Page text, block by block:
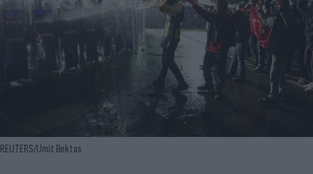
REUTERS/Umit Bektas